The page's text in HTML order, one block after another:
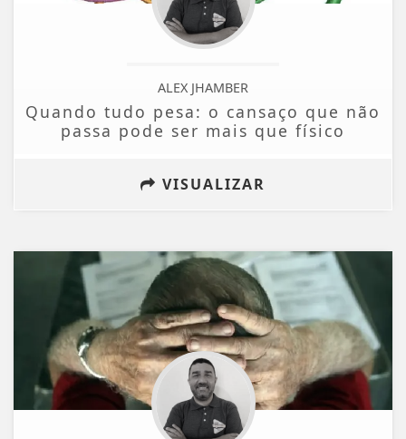
ALEX JHAMBER
Quando tudo pesa: o cansaço que não
passa pode ser mais que físico
VISUALIZAR